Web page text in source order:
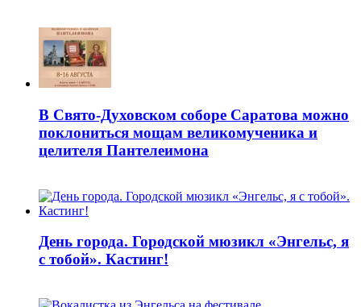
В Свято-Духовском соборе Саратова можно
поклониться мощам великомученика и
целителя Пантелеимона
День города. Городской мюзикл «Энгельс, я
с тобой». Кастинг!